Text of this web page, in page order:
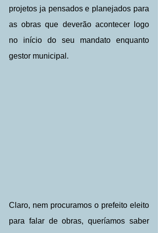
projetos ja pensados e planejados para
as obras que deverão acontecer logo
no início do seu mandato enquanto
gestor municipal.
Claro, nem procuramos o prefeito eleito
para falar de obras, queríamos saber